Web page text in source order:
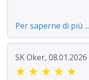
Per saperne di più ...
SK Oker, 08.01.2026
★ ★ ★ ★ ★